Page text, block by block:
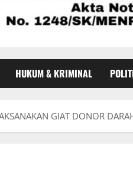
HUKUM & KRIMINAL
GIAT DONOR